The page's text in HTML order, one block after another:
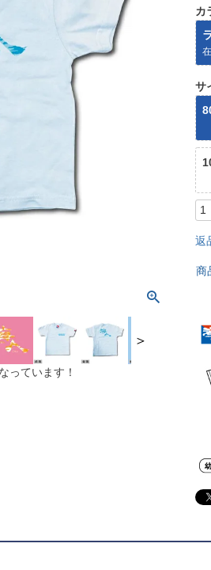
＞
っています！
カ
サ
返
商